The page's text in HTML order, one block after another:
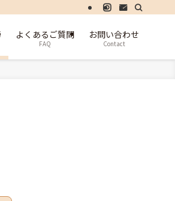
よくあるご質問
FAQ
お問い合わせ
Contact